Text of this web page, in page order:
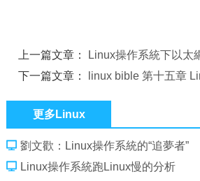
上一篇文章：
Linux操作系統下以太
下一篇文章：
linux bible 第十五章
更多Linux
劉文歡：Linux操作系統的“追夢者”
Linux操作系統跑Linux慢的分析